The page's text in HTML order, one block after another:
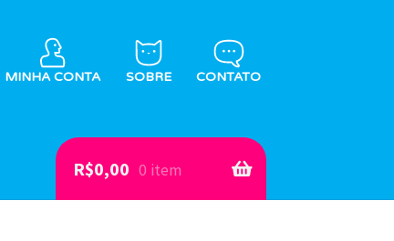
MINHA CONTA SOBRE CONTATO
R$0,00 0 item